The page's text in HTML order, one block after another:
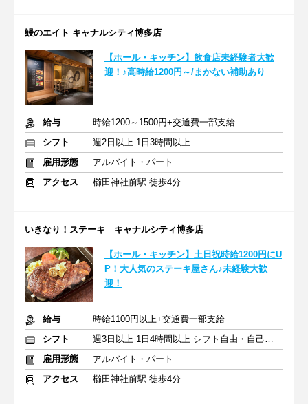
鰻のエイト キャナルシティ博多店
【ホール・キッチン】飲食店未経験者大歓
迎！♪高時給1200円～/まかない補助あり
給与
時給1200～1500円+交通費一部支給
シフト
週2日以上 1日3時間以上
雇用形態
アルバイト・パート
アクセス
櫛田神社前駅 徒歩4分
いきなり！ステーキ キャナルシティ博多店
【ホール・キッチン】土日祝時給1200円にU
P！大人気のステーキ屋さん♪未経験大歓
迎！
給与
時給1100円以上+交通費一部支給
シフト
週3日以上 1日4時間以上 シフト自由・自己申告
雇用形態
アルバイト・パート
アクセス
櫛田神社前駅 徒歩4分